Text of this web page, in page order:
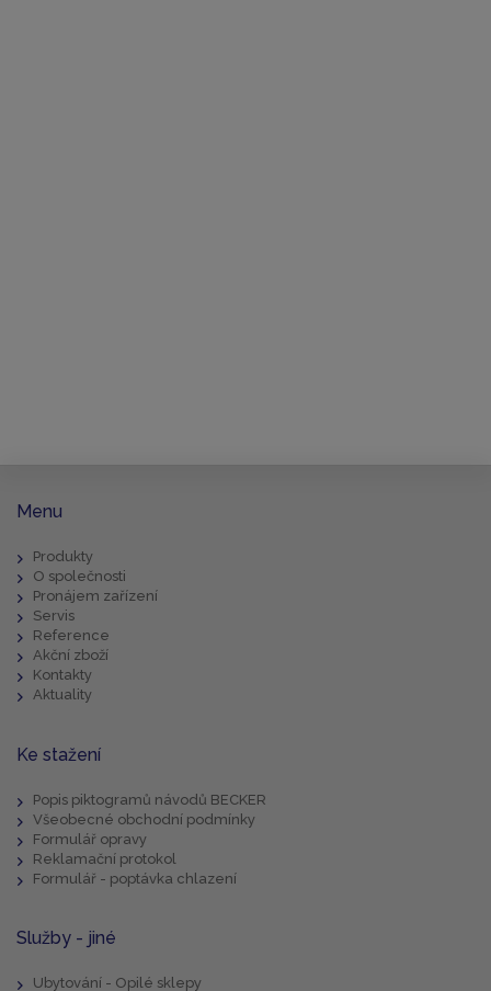
Menu
Produkty
O společnosti
Pronájem zařízení
Servis
Reference
Akční zboží
Kontakty
Aktuality
Ke stažení
Popis piktogramů návodů BECKER
Všeobecné obchodní podmínky
Formulář opravy
Reklamační protokol
Formulář - poptávka chlazení
Služby - jiné
Ubytování - Opilé sklepy